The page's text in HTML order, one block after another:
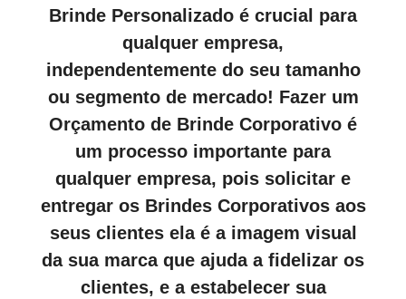
Brinde Personalizado é crucial para
qualquer empresa,
independentemente do seu tamanho
ou segmento de mercado! Fazer um
Orçamento de Brinde Corporativo é
um processo importante para
qualquer empresa, pois solicitar e
entregar os Brindes Corporativos aos
seus clientes ela é a imagem visual
da sua marca que ajuda a fidelizar os
clientes, e a estabelecer sua